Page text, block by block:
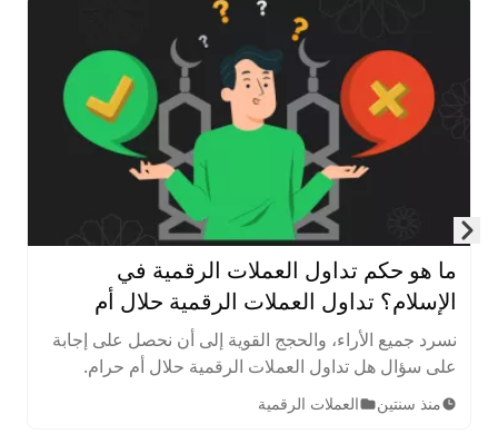
ما هو حكم تداول العملات الرقمية في
الإسلام؟ تداول العملات الرقمية حلال أم
حرام؟
نسرد جميع الأراء، والحجج القوية إلى أن نحصل على إجابة
على سؤال هل تداول العملات الرقمية حلال أم حرام.
يسعى هذا الموضوع إلى استكشاف حكم تداول العملات
الرقمية بكل دقة وموثوقية.
منذ سنتين العملات الرقمية
Skip to next slide page